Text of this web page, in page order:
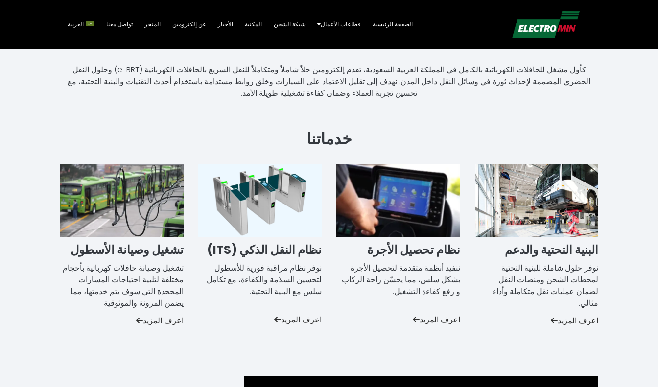
الصفحة الرئيسية قطاعات الأعمال شبكة الشحن المكتبة الأخبار عن إلكترومين المتجر تواصل معنا العربية
كأول مشغل للحافلات الكهربائية بالكامل في المملكة العربية السعودية، تقدم إلكترومين حلاً شاملاً ومتكاملاً للنقل السريع بالحافلات الكهربائية (e-BRT) وحلول النقل
الحضري المصممة لإحداث ثورة في وسائل النقل داخل المدن. نهدف إلى تقليل الاعتماد على السيارات وخلق روابط مستدامة باستخدام أحدث التقنيات والبنية التحتية، مع
تحسين تجربة العملاء وضمان كفاءة تشغيلية طويلة الأمد.
خدماتنا
البنية التحتية والدعم
نوفر حلول شاملة للبنية التحتية
لمحطات الشحن ومنصات النقل
لضمان عمليات نقل متكاملة وأداء
مثالي.
اعرف المزيد
نظام تحصيل الأجرة
ننفيذ أنظمة متقدمة لتحصيل الأجرة
بشكل سلس، مما يحسّن راحة الركاب
و رفع كفاءة التشغيل.
اعرف المزيد
نظام النقل الذكي (ITS)
نوفر نظام مراقبة فورية للأسطول
لتحسين السلامة والكفاءة، مع تكامل
سلس مع البنية التحتية.
اعرف المزيد
تشغيل وصيانة الأسطول
تشغيل وصيانة حافلات كهربائية بأحجام
مختلفة لتلبية احتياجات المسارات
المححدة التي سوف يتم خدمتها، مما
يضمن المرونة والموثوقية
اعرف المزيد